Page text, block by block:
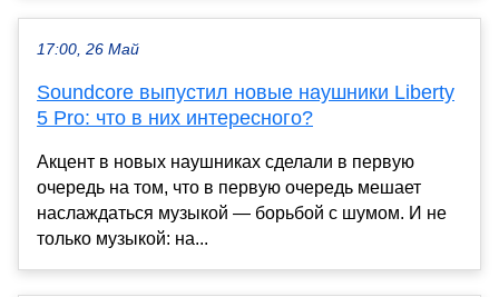
17:00, 26 Май
Soundcore выпустил новые наушники Liberty
5 Pro: что в них интересного?
Акцент в новых наушниках сделали в первую
очередь на том, что в первую очередь мешает
наслаждаться музыкой — борьбой с шумом. И не
только музыкой: на...